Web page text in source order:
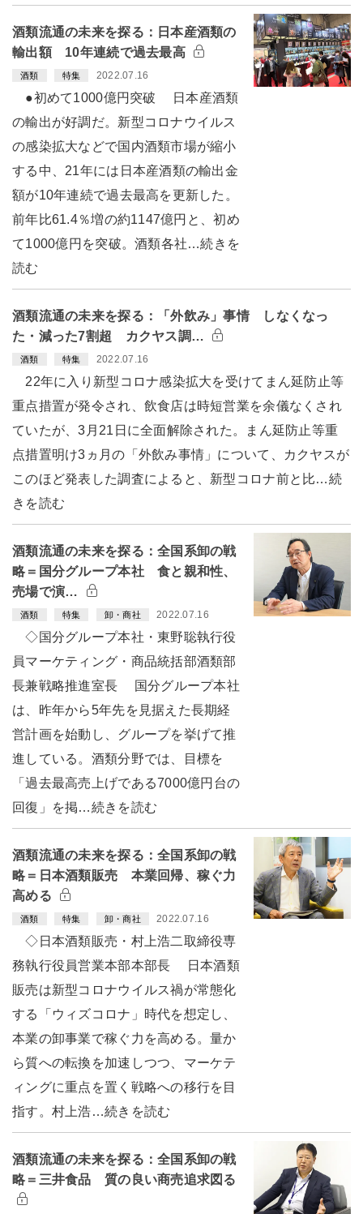
酒類流通の未来を探る：日本産酒類の
輸出額 10年連続で過去最高
酒類 特集 2022.07.16
●初めて1000億円突破 日本産酒類
の輸出が好調だ。新型コロナウイルス
の感染拡大などで国内酒類市場が縮小
する中、21年には日本産酒類の輸出金
額が10年連続で過去最高を更新した。
前年比61.4％増の約1147億円と、初め
て1000億円を突破。酒類各社…続きを
読む
酒類流通の未来を探る：「外飲み」事情 しなくなっ
た・減った7割超 カクヤス調…
酒類 特集 2022.07.16
22年に入り新型コロナ感染拡大を受けてまん延防止等
重点措置が発令され、飲食店は時短営業を余儀なくされ
ていたが、3月21日に全面解除された。まん延防止等重
点措置明け3ヵ月の「外飲み事情」について、カクヤスが
このほど発表した調査によると、新型コロナ前と比…続
きを読む
酒類流通の未来を探る：全国系卸の戦
略＝国分グループ本社 食と親和性、
売場で演…
酒類 特集 卸・商社 2022.07.16
◇国分グループ本社・東野聡執行役
員マーケティング・商品統括部酒類部
長兼戦略推進室長 国分グループ本社
は、昨年から5年先を見据えた長期経
営計画を始動し、グループを挙げて推
進している。酒類分野では、目標を
「過去最高売上げである7000億円台の
回復」を掲…続きを読む
酒類流通の未来を探る：全国系卸の戦
略＝日本酒類販売 本業回帰、稼ぐ力
高める
酒類 特集 卸・商社 2022.07.16
◇日本酒類販売・村上浩二取締役専
務執行役員営業本部本部長 日本酒類
販売は新型コロナウイルス禍が常態化
する「ウィズコロナ」時代を想定し、
本業の卸事業で稼ぐ力を高める。量か
ら質への転換を加速しつつ、マーケテ
ィングに重点を置く戦略への移行を目
指す。村上浩…続きを読む
酒類流通の未来を探る：全国系卸の戦
略＝三井食品 質の良い商売追求図る